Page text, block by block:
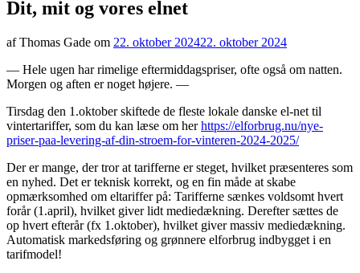
Dit, mit og vores elnet
af Thomas Gade om 22. oktober 202422. oktober 2024
— Hele ugen har rimelige eftermiddagspriser, ofte også om natten.
Morgen og aften er noget højere. —
Tirsdag den 1.oktober skiftede de fleste lokale danske el-net til
vintertariffer, som du kan læse om herhttps://elforbrug.nu/nye-
priser-paa-levering-af-din-stroem-for-vinteren-2024-2025/
Der er mange, der tror at tarifferne er steget, hvilket præsenteres som
en nyhed. Det er teknisk korrekt, og en fin måde at skabe
opmærksomhed om eltariffer på: Tarifferne sænkes voldsomt hvert
forår (1.april), hvilket giver lidt mediedækning. Derefter sættes de
op hvert efterår (fx 1.oktober), hvilket giver massiv mediedækning.
Automatisk markedsføring og grønnere elforbrug indbygget i en
tarifmodel!